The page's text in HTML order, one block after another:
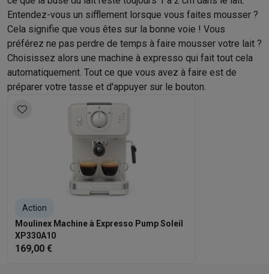
Reconditionné
Smartphones reconditionnésTablettes reconditionnés
Ménage
Machines à laver avec des éco-chèquesSèche-linge avec
Petits appareils de cuisine
Petits appareils de cuisine avec des éco-chèques
Grands appareils de cuisine
Lave-vaisselle avec des éco-chèques
Climatiseurs avec des éco-chèques
TV avec des éco-chequesEnceintes Bluetooth avec des éco-
Multimédie & téléphonie
Smartphones avec des éco-cheques
En route
Trottinettes électriques avec des éco-chèques
Initiatives écologiques
Entendez-vous un sifflement lorsque vous faites mousser ?
Cela signifie que vous êtes sur la bonne voie ! Vous
préférez ne pas perdre de temps à faire mousser votre lait ?
Choisissez alors une machine à expresso qui fait tout cela
automatiquement. Tout ce que vous avez à faire est de
préparer votre tasse et d'appuyer sur le bouton.
Action
Moulinex Machine à Expresso Pump Soleil
XP330A10
169,00 €